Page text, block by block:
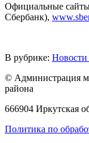
Официальные
Сбербанк),
В рубрике: Новости
© Администрация
района
666904 Иркутская
Политика по